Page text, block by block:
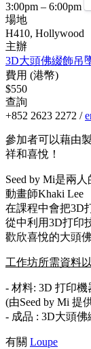
3:00pm – 6:00pm
場地
H410, Hollywood
主辦
3D大頭佛綴飾吊
費用 (港幣)
$550
查詢
+852 2623 2272 /
參加者可以藉由
祥和喜悅！
Seed by Mi是兩
動畫師Khaki Lee
在課程中會把3D
從中利用3D打印
歡欣喜悅的大頭佛
工作坊所需資料
- 材料: 3D 打印
(由Seed by Mi 提
- 成品 : 3D大頭佛
有關 Loupe